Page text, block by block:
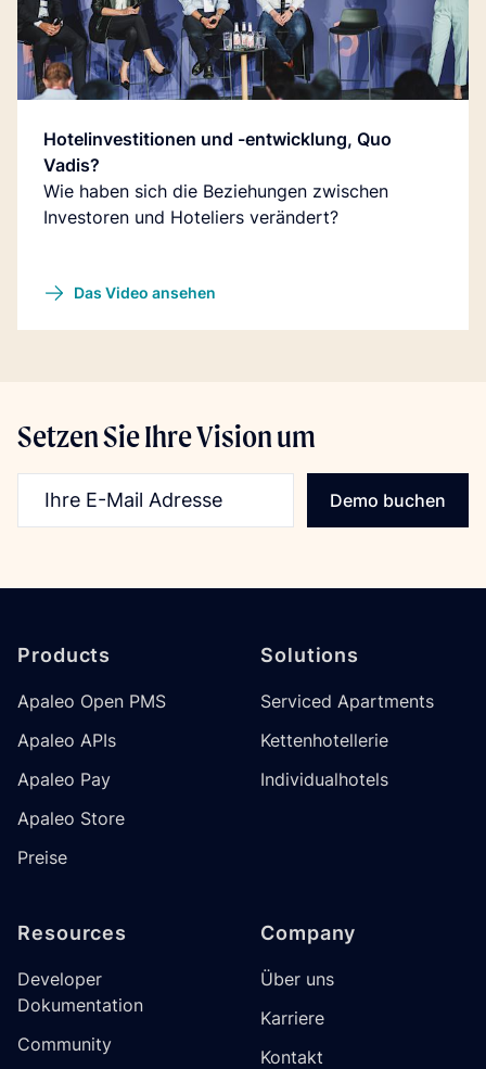
Hotelinvestitionen und -entwicklung, Quo
Vadis?
Wie haben sich die Beziehungen zwischen
Investoren und Hoteliers verändert?
Das Video ansehen
Setzen Sie Ihre Vision um
Demo buchen
Products
Apaleo Open PMS
Apaleo APIs
Apaleo Pay
Apaleo Store
Preise
Solutions
Serviced Apartments
Kettenhotellerie
Individualhotels
Resources
Developer
Dokumentation
Community
Company
Über uns
Karriere
Kontakt